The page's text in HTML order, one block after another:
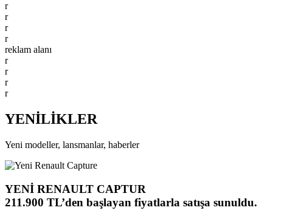
r
r
r
r
reklam alanı
r
r
r
r
YENİLİKLER
Yeni modeller, lansmanlar, haberler
YENİ RENAULT CAPTUR
211.900 TL’den başlayan fiyatlarla satışa sunuldu.